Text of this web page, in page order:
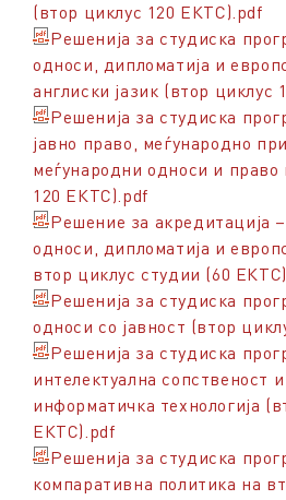
(втор циклус 120 ЕКТС).pdf
Решенија за студиска
односи, дипломатија и
англиски јазик (втор циклус
Решенија за студиска
јавно право, меѓународно
меѓународни односи и право
120 ЕКТС).pdf
Решение за акредитација
односи, дипломатија и
втор циклус студии (60 ЕКТС)
Решенија за студиска
односи со јавност (втор
Решенија за студиска
интелектуална сопственост
информатичка технологија
ЕКТС).pdf
Решенија за студиска
компаративна политика на